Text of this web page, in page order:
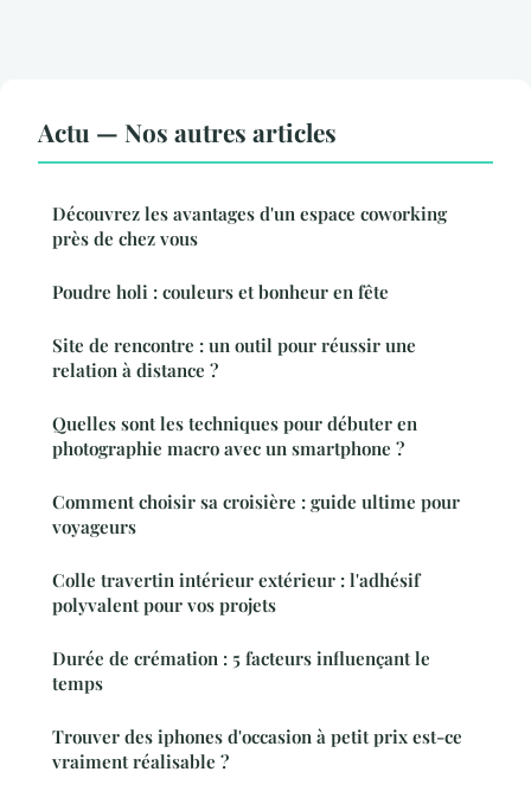
Actu — Nos autres articles
Découvrez les avantages d'un espace coworking
près de chez vous
Poudre holi : couleurs et bonheur en fête
Site de rencontre : un outil pour réussir une
relation à distance ?
Quelles sont les techniques pour débuter en
photographie macro avec un smartphone ?
Comment choisir sa croisière : guide ultime pour
voyageurs
Colle travertin intérieur extérieur : l'adhésif
polyvalent pour vos projets
Durée de crémation : 5 facteurs influençant le
temps
Trouver des iphones d'occasion à petit prix est-ce
vraiment réalisable ?